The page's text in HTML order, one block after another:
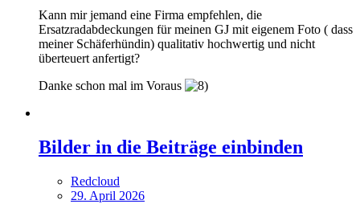
Kann mir jemand eine Firma empfehlen, die
Ersatzradabdeckungen für meinen GJ mit eigenem Foto ( dass
meiner Schäferhündin) qualitativ hochwertig und nicht
überteuert anfertigt?
Danke schon mal im Voraus
Bilder in die Beiträge einbinden
Redcloud
29. April 2026